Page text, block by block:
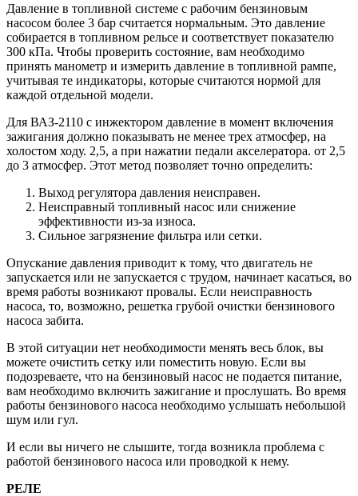
Давление в топливной системе с рабочим бензиновым
насосом более 3 бар считается нормальным. Это давление
собирается в топливном рельсе и соответствует показателю
300 кПа. Чтобы проверить состояние, вам необходимо
принять манометр и измерить давление в топливной рампе,
учитывая те индикаторы, которые считаются нормой для
каждой отдельной модели.
Для ВАЗ-2110 с инжектором давление в момент включения
зажигания должно показывать не менее трех атмосфер, на
холостом ходу. 2,5, а при нажатии педали акселератора. от 2,5
до 3 атмосфер. Этот метод позволяет точно определить:
Выход регулятора давления неисправен.
Неисправный топливный насос или снижение
эффективности из-за износа.
Сильное загрязнение фильтра или сетки.
Опускание давления приводит к тому, что двигатель не
запускается или не запускается с трудом, начинает касаться, во
время работы возникают провалы. Если неисправность
насоса, то, возможно, решетка грубой очистки бензинового
насоса забита.
В этой ситуации нет необходимости менять весь блок, вы
можете очистить сетку или поместить новую. Если вы
подозреваете, что на бензиновый насос не подается питание,
вам необходимо включить зажигание и прослушать. Во время
работы бензинового насоса необходимо услышать небольшой
шум или гул.
И если вы ничего не слышите, тогда возникла проблема с
работой бензинового насоса или проводкой к нему.
РЕЛЕ